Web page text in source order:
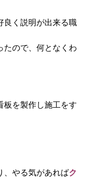
良く説明が出来る職
たので、何となくわ
板を製作し施工をす
、やる気があればク